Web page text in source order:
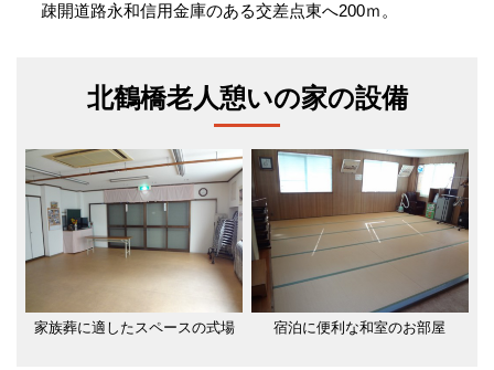
疎開道路永和信用金庫のある交差点東へ200ｍ。
北鶴橋老人憩いの家の設備
家族葬に適したスペースの式場 宿泊に便利な和室のお部屋